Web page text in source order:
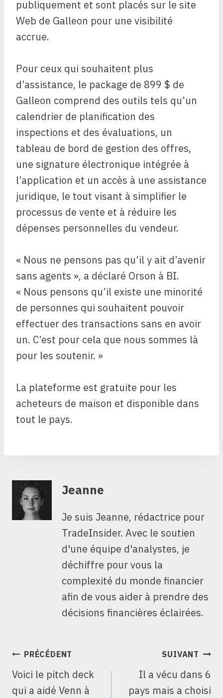
publiquement et sont placés sur le site
Web de Galleon pour une visibilité
accrue.
Pour ceux qui souhaitent plus
d’assistance, le package de 899 $ de
Galleon comprend des outils tels qu’un
calendrier de planification des
inspections et des évaluations, un
tableau de bord de gestion des offres,
une signature électronique intégrée à
l’application et un accès à une assistance
juridique, le tout visant à simplifier le
processus de vente et à réduire les
dépenses personnelles du vendeur.
« Nous ne pensons pas qu’il y ait d’avenir
sans agents », a déclaré Orson à BI.
« Nous pensons qu’il existe une minorité
de personnes qui souhaitent pouvoir
effectuer des transactions sans en avoir
un. C’est pour cela que nous sommes là
pour les soutenir. »
La plateforme est gratuite pour les
acheteurs de maison et disponible dans
tout le pays.
Jeanne
Je suis Jeanne, rédactrice pour
TradeInsider. Avec le soutien
d'une équipe d'analystes, je
déchiffre pour vous la
complexité du monde financier
afin de vous aider à prendre des
décisions financières éclairées.
NAVIGATION
L’ARTICLE
PRÉCÉDENT
Voici le pitch deck
qui a aidé Venn à
SUIVANT
Il a vécu dans 6
pays mais a choisi